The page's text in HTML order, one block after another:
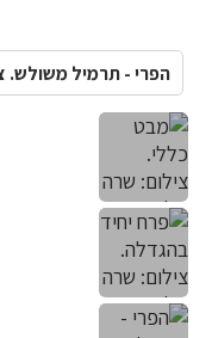
הפרי - תרמיל משולש.